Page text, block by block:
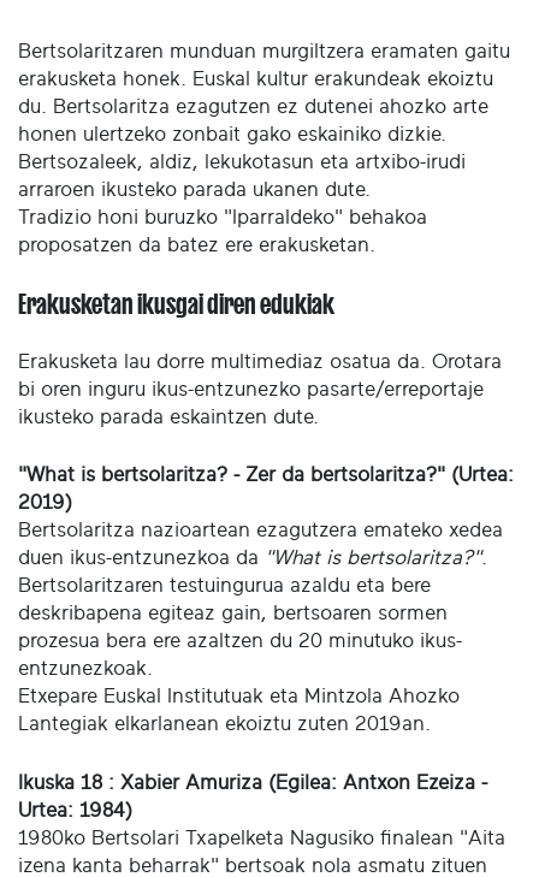
Bertsolaritzaren munduan murgiltzera eramaten gaitu
erakusketa honek. Euskal kultur erakundeak ekoiztu
du. Bertsolaritza ezagutzen ez dutenei ahozko arte
honen ulertzeko zonbait gako eskainiko dizkie.
Bertsozaleek, aldiz, lekukotasun eta artxibo-irudi
arraroen ikusteko parada ukanen dute.
Tradizio honi buruzko "Iparraldeko" behakoa
proposatzen da batez ere erakusketan.
Erakusketan ikusgai diren edukiak
Erakusketa lau dorre multimediaz osatua da. Orotara
bi oren inguru ikus-entzunezko pasarte/erreportaje
ikusteko parada eskaintzen dute.
"What is bertsolaritza? - Zer da bertsolaritza?" (Urtea:
2019)
Bertsolaritza nazioartean ezagutzera emateko xedea
duen ikus-entzunezkoa da "What is bertsolaritza?".
Bertsolaritzaren testuingurua azaldu eta bere
deskribapena egiteaz gain, bertsoaren sormen
prozesua bera ere azaltzen du 20 minutuko ikus-
entzunezkoak.
Etxepare Euskal Institutuak eta Mintzola Ahozko
Lantegiak elkarlanean ekoiztu zuten 2019an.
Ikuska 18 : Xabier Amuriza (Egilea: Antxon Ezeiza -
Urtea: 1984)
1980ko Bertsolari Txapelketa Nagusiko finalean "Aita
izena kanta beharrak" bertsoak nola asmatu zituen